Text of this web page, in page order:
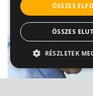
ÖSSZES
ÖSSZES
RÉSZLETEK